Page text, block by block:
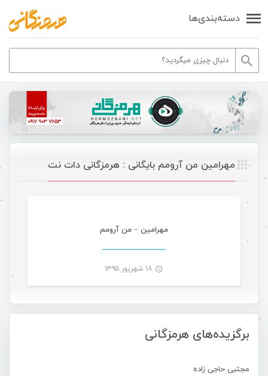
دسته‌بندی‌ها
برگزیده‌های هرمزگانی
مجتبی حاجی زاده
مهرامین من آرومم بایگانی : هرمزگانی دات نت
مهرامین – من آرومم
۱۸ شهریور ۱۳۹۵